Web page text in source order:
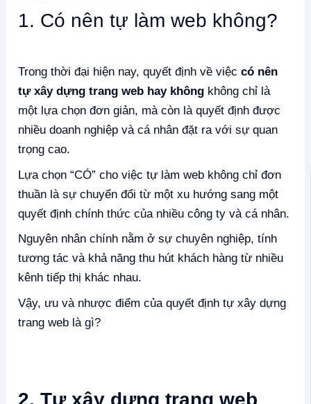
1. Có nên tự làm web không?
Trong thời đại hiện nay, quyết định về việccó nên
tự xây dựng trang web hay không không chỉ là
một lựa chọn đơn giản, mà còn là quyết định được
nhiều doanh nghiệp và cá nhân đặt ra với sự quan
trọng cao.
Lựa chọn “CÓ” cho việc tự làm web không chỉ đơn
thuần là sự chuyển đổi từ một xu hướng sang một
quyết định chính thức của nhiều công ty và cá nhân.
Nguyên nhân chính nằm ở sự chuyên nghiệp, tính
tương tác và khả năng thu hút khách hàng từ nhiều
kênh tiếp thị khác nhau.
Vậy, ưu và nhược điểm của quyết định tự xây dựng
trang web là gì?
2. Tự xây dựng trang web